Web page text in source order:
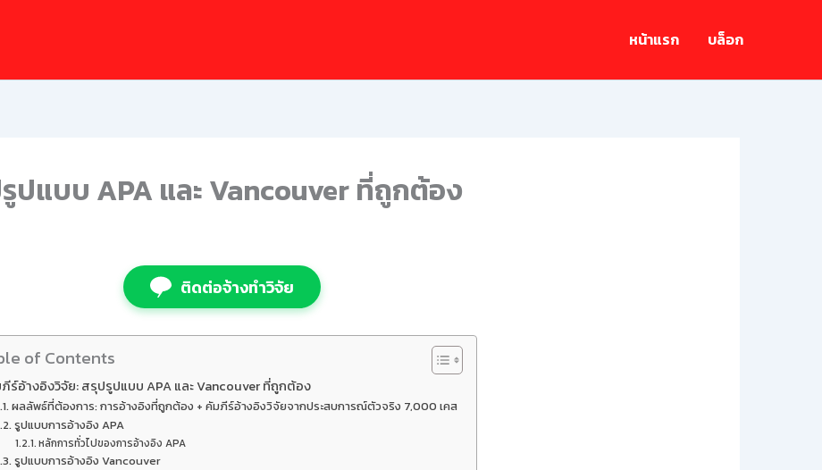
หน้าแรก บล็อก
ปแบบ APA และ Vancouver ที่ถูกต้อง
ติดต่อจ้างทำวิจัย
of Contents
ร์อ้างอิงวิจัย: สรุปรูปแบบ APA และ Vancouver ที่ถูกต้อง
ผลลัพธ์ที่ต้องการ: การอ้างอิงที่ถูกต้อง + คัมภีร์อ้างอิงวิจัยจากประสบการณ์ตัวจริง 7,000 เคส
รูปแบบการอ้างอิง APA
หลักการทั่วไปของการอ้างอิง APA
รูปแบบการอ้างอิง Vancouver